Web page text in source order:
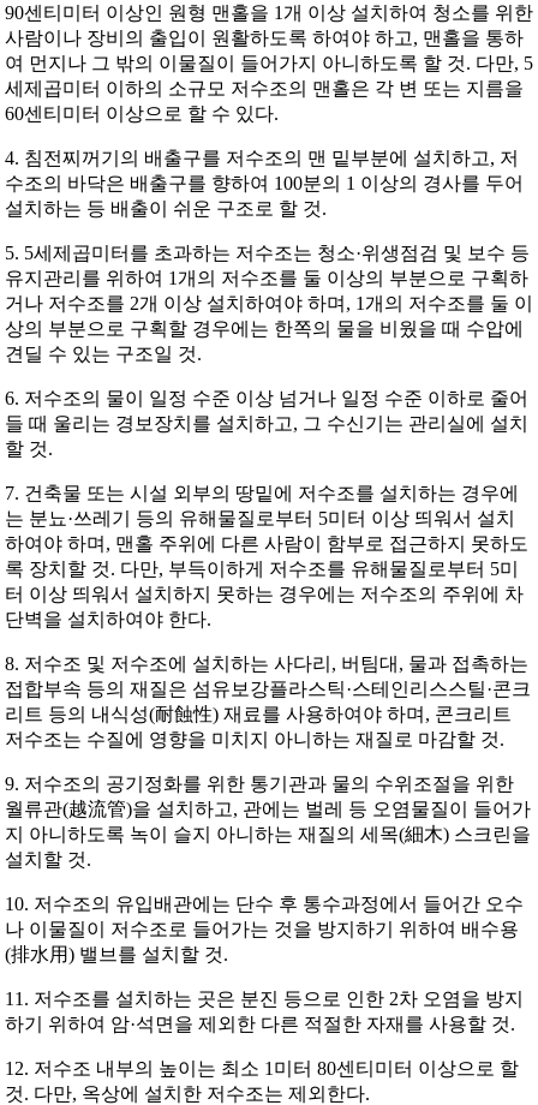
90센티미터 이상인 원형 맨홀을 1개 이상 설치하여 청소를 위한
사람이나 장비의 출입이 원활하도록 하여야 하고, 맨홀을 통하
여 먼지나 그 밖의 이물질이 들어가지 아니하도록 할 것. 다만, 5
세제곱미터 이하의 소규모 저수조의 맨홀은 각 변 또는 지름을
60센티미터 이상으로 할 수 있다.
4. 침전찌꺼기의 배출구를 저수조의 맨 밑부분에 설치하고, 저
수조의 바닥은 배출구를 향하여 100분의 1 이상의 경사를 두어
설치하는 등 배출이 쉬운 구조로 할 것.
5. 5세제곱미터를 초과하는 저수조는 청소·위생점검 및 보수 등
유지관리를 위하여 1개의 저수조를 둘 이상의 부분으로 구획하
거나 저수조를 2개 이상 설치하여야 하며, 1개의 저수조를 둘 이
상의 부분으로 구획할 경우에는 한쪽의 물을 비웠을 때 수압에
견딜 수 있는 구조일 것.
6. 저수조의 물이 일정 수준 이상 넘거나 일정 수준 이하로 줄어
들 때 울리는 경보장치를 설치하고, 그 수신기는 관리실에 설치
할 것.
7. 건축물 또는 시설 외부의 땅밑에 저수조를 설치하는 경우에
는 분뇨·쓰레기 등의 유해물질로부터 5미터 이상 띄워서 설치
하여야 하며, 맨홀 주위에 다른 사람이 함부로 접근하지 못하도
록 장치할 것. 다만, 부득이하게 저수조를 유해물질로부터 5미
터 이상 띄워서 설치하지 못하는 경우에는 저수조의 주위에 차
단벽을 설치하여야 한다.
8. 저수조 및 저수조에 설치하는 사다리, 버팀대, 물과 접촉하는
접합부속 등의 재질은 섬유보강플라스틱·스테인리스스틸·콘크
리트 등의 내식성(耐蝕性) 재료를 사용하여야 하며, 콘크리트
저수조는 수질에 영향을 미치지 아니하는 재질로 마감할 것.
9. 저수조의 공기정화를 위한 통기관과 물의 수위조절을 위한
월류관(越流管)을 설치하고, 관에는 벌레 등 오염물질이 들어가
지 아니하도록 녹이 슬지 아니하는 재질의 세목(細木) 스크린을
설치할 것.
10. 저수조의 유입배관에는 단수 후 통수과정에서 들어간 오수
나 이물질이 저수조로 들어가는 것을 방지하기 위하여 배수용
(排水用) 밸브를 설치할 것.
11. 저수조를 설치하는 곳은 분진 등으로 인한 2차 오염을 방지
하기 위하여 암·석면을 제외한 다른 적절한 자재를 사용할 것.
12. 저수조 내부의 높이는 최소 1미터 80센티미터 이상으로 할
것. 다만, 옥상에 설치한 저수조는 제외한다.